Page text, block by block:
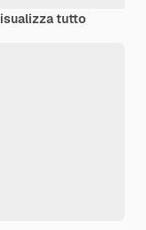
tutto